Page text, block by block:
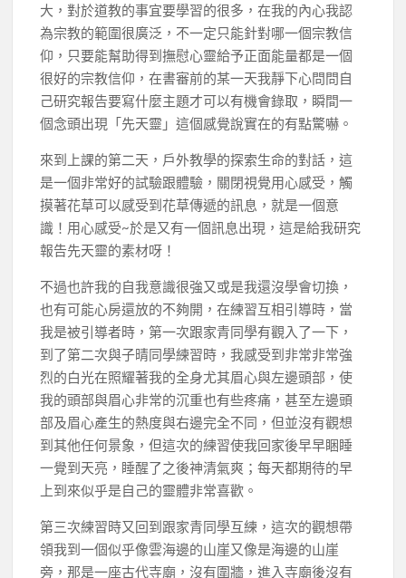
大，對於道教的事宜要學習的很多，在我的內心我認
為宗教的範圍很廣泛，不一定只能針對哪一個宗教信
仰，只要能幫助得到撫慰心靈給予正面能量都是一個
很好的宗教信仰，在書審前的某一天我靜下心問問自
己研究報告要寫什麼主題才可以有機會錄取，瞬間一
個念頭出現「先天靈」這個感覺說實在的有點驚嚇。
來到上課的第二天，戶外教學的探索生命的對話，這
是一個非常好的試驗跟體驗，關閉視覺用心感受，觸
摸著花草可以感受到花草傳遞的訊息，就是一個意
識！用心感受~於是又有一個訊息出現，這是給我研究
報告先天靈的素材呀！
不過也許我的自我意識很強又或是我還沒學會切換，
也有可能心房還放的不夠開，在練習互相引導時，當
我是被引導者時，第一次跟家青同學有觀入了一下，
到了第二次與子晴同學練習時，我感受到非常非常強
烈的白光在照耀著我的全身尤其眉心與左邊頭部，使
我的頭部與眉心非常的沉重也有些疼痛，甚至左邊頭
部及眉心產生的熱度與右邊完全不同，但並沒有觀想
到其他任何景象，但這次的練習使我回家後早早睏睡
一覺到天亮，睡醒了之後神清氣爽；每天都期待的早
上到來似乎是自己的靈體非常喜歡。
第三次練習時又回到跟家青同學互練，這次的觀想帶
領我到一個似乎像雲海邊的山崖又像是海邊的山崖
旁，那是一座古代寺廟，沒有圍牆，進入寺廟後沒有